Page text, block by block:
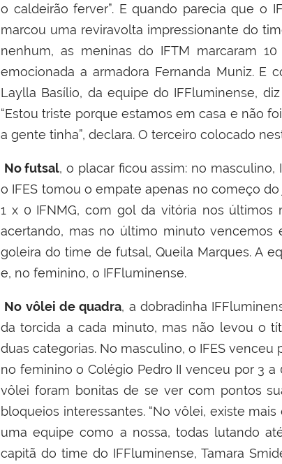
o caldeirão ferver”. E quando parecia que o
marcou uma reviravolta impressionante do
nenhum, as meninas do IFTM marcaram
emocionada a armadora Fernanda Muniz.
Laylla Basílio, da equipe do IFFluminense,
“Estou triste porque estamos em casa e não
a gente tinha”, declara. O terceiro colocado
No futsal, o placar ficou assim: no
o IFES tomou o empate apenas no começo
1 x 0 IFNMG, com gol da vitória nos últimos
acertando, mas no último minuto vencemos
goleira do time de futsal, Queila Marques. A
e, no feminino, o IFFluminense.
No vôlei de quadra, a dobradinha
da torcida a cada minuto, mas não levou o
duas categorias. No masculino, o IFES venceu
no feminino o Colégio Pedro II venceu por 3 a
vôlei foram bonitas de se ver com pontos
bloqueios interessantes. “No vôlei, existe
uma equipe como a nossa, todas lutando
capitã do time do IFFluminense, Tamara